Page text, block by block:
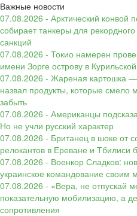
Важные новости
07.08.2026 - Арктический
собирает танкеры для
санкций
07.08.2026 - Токио намерен
имени Зорге острову в
07.08.2026 - Жареная картошка —
назвал продукты, которые смело
забыть
07.08.2026 - Американцы
Но не учли русский характер
07.08.2026 - Британец в шоке от
релокантов в Ереване и Тбилиси
07.08.2026 - Военкор Сладков:
украинское командование своим
07.08.2026 - «Вера, не отпускай
показательную мобилизацию, а
сопротивления